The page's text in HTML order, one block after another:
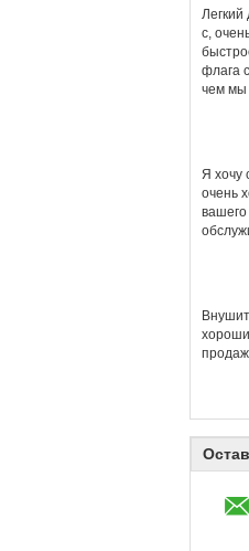
Легкий
с,
флага
чем мы
Я хочу
очень